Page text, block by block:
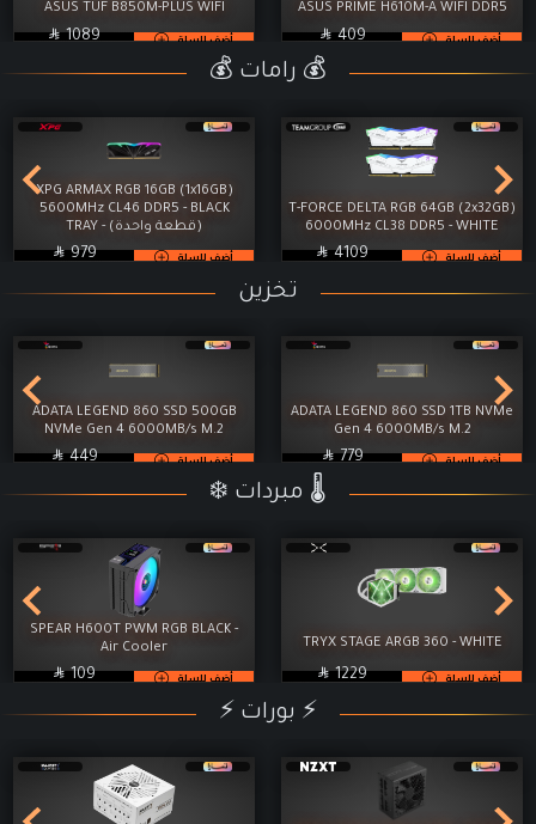
ASUS PRIME H610M-A WIFI DDR5
أضف للسلة  SAR
409
ASUS TUF B850M-PLUS WIFI
أضف للسلة  SAR
1089
💰 رامات 💰
T-FORCE DELTA RGB 64GB (2x32GB)
6000MHz CL38 DDR5 - WHITE
أضف للسلة  SAR
4109
XPG ARMAX RGB 16GB (1x16GB)
5600MHz CL46 DDR5 - BLACK
(قطعة واحدة) - TRAY
أضف للسلة  SAR
979
تخزين
ADATA LEGEND 860 SSD 1TB NVMe
Gen 4 6000MB/s M.2
أضف للسلة  SAR
779
ADATA LEGEND 860 SSD 500GB
NVMe Gen 4 6000MB/s M.2
أضف للسلة  SAR
449
❄️ مبردات 🌡️
TRYX STAGE ARGB 360 - WHITE
أضف للسلة  SAR
1229
SPEAR H600T PWM RGB BLACK -
Air Cooler
أضف للسلة  SAR
109
⚡ بورات ⚡